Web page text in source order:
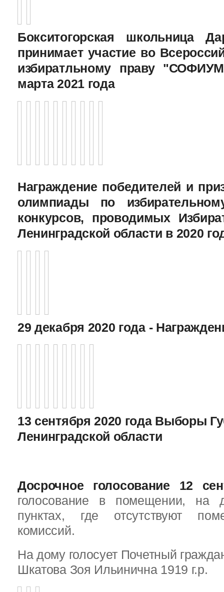
Бокситогорская школьница
принимает участие во
избиратльному праву
марта 2021 года
Награждение победителей и
олимпиады по
конкурсов, проводимых
Ленинградской области в 2020
29 декабря 2020 года -
13 сентября 2020 года Выборы
Ленинградской области
Досрочное голосование 12
голосование в помещении, на
пунктах, где отсутствуют
комиссий.
На дому голосует Почетный
Шкатова Зоя Ильинична 1919 г.р.